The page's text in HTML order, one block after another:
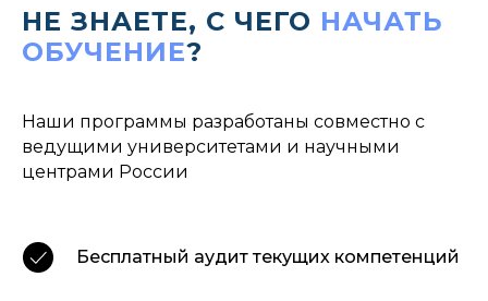
НЕ ЗНАЕТЕ, С ЧЕГО НАЧАТЬ
ОБУЧЕНИЕ?
Наши программы разработаны совместно с
ведущими университетами и научными
центрами России
Бесплатный аудит текущих компетенций